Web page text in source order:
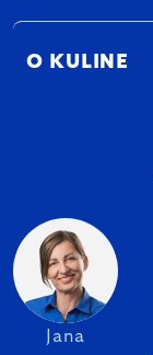
O KULINE
Jana